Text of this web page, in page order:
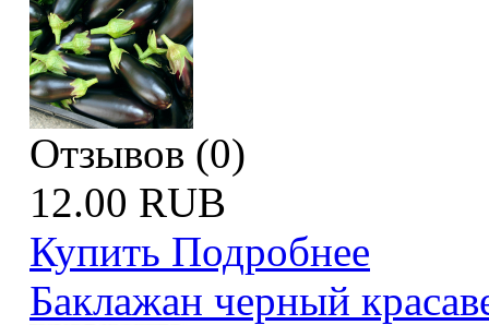
Отзывов (0)
12.00 RUB
Купить Подробнее
Баклажан черный